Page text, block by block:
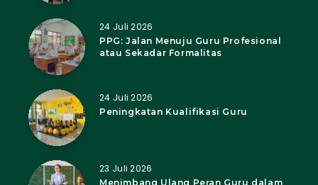
24 Juli 2026
PPG: Jalan Menuju Guru Profesional
atau Sekadar Formalitas
24 Juli 2026
Peningkatan Kualifikasi Guru
23 Juli 2026
Menimbang Ulang Peran Guru dalam